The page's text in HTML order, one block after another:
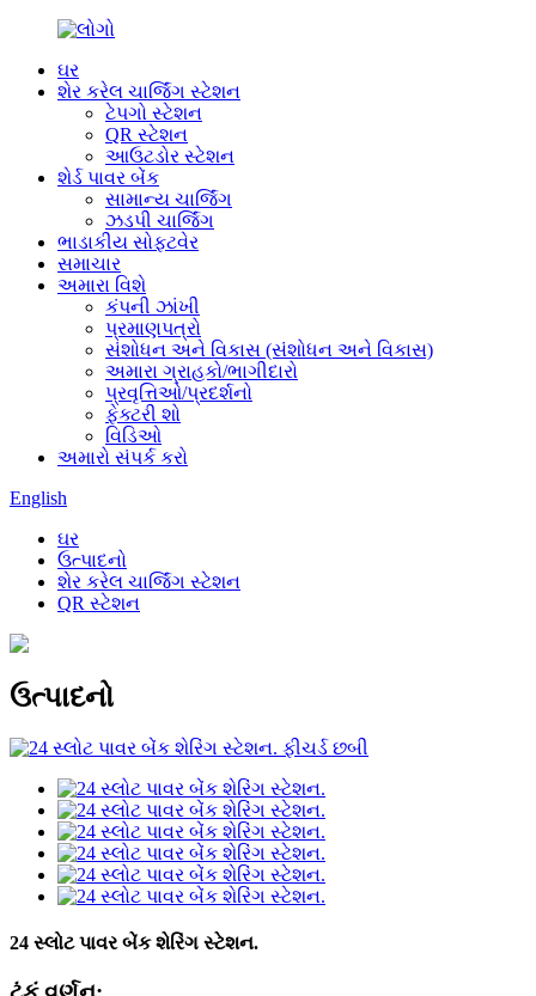
ઘર
શેર કરેલ ચાર્જિંગ સ્ટેશન
ટેપગો સ્ટેશન
QR સ્ટેશન
આઉટડોર સ્ટેશન
શેર્ડ પાવર બેંક
સામાન્ય ચાર્જિંગ
ઝડપી ચાર્જિંગ
ભાડાકીય સોફ્ટવેર
સમાચાર
અમારા વિશે
કંપની ઝાંખી
પ્રમાણપત્રો
સંશોધન અને વિકાસ (સંશોધન અને વિકાસ)
અમારા ગ્રાહકો/ભાગીદારો
પ્રવૃત્તિઓ/પ્રદર્શનો
ફેક્ટરી શો
વિડિઓ
અમારો સંપર્ક કરો
English
ઘર
ઉત્પાદનો
શેર કરેલ ચાર્જિંગ સ્ટેશન
QR સ્ટેશન
ઉત્પાદનો
24 સ્લોટ પાવર બેંક શેરિંગ સ્ટેશન.